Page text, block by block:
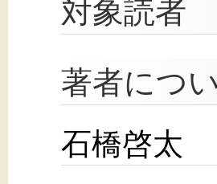
対象読者
著者につ
石橋啓太